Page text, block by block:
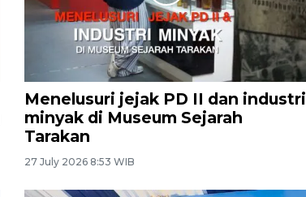
Menelusuri jejak PD II dan industri
minyak di Museum Sejarah
Tarakan
27 July 2026 8:53 WIB